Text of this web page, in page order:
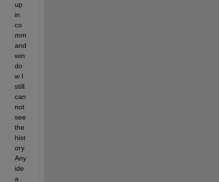
up
in
co
mm
and
win
do
w I
still
can
not
see
the
hist
ory.
Any
ide
a